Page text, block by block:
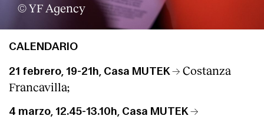
© YF Agency
CALENDARIO
21 febrero, 19-21h, Casa MUTEK → Costanza
Francavilla;
4 marzo, 12.45-13.10h, Casa MUTEK →